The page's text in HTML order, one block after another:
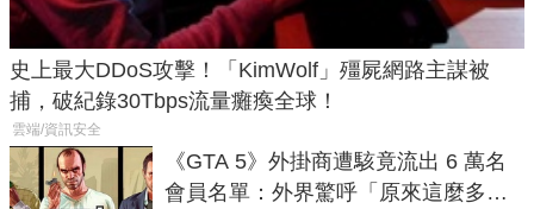
史上最大DDoS攻擊！「KimWolf」殭屍網路主謀被
捕，破紀錄30Tbps流量癱瘓全球！
雲端/資訊安全
《GTA 5》外掛商遭駭竟流出 6 萬名
會員名單：外界驚呼「原來這麼多人